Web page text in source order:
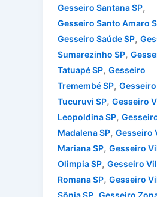
Gesseiro Santana SP,
Gesseiro Santo Amaro
Gesseiro Saúde SP,
Sumarezinho SP,
Tatuapé SP, Gesseiro
Tremembé SP, Gesseiro
Tucuruvi SP, Gesseiro
Leopoldina SP,
Madalena SP, Gesseiro
Mariana SP, Gesseiro
Olimpia SP, Gesseiro
Romana SP, Gesseiro
Sônia SP Gesseiro